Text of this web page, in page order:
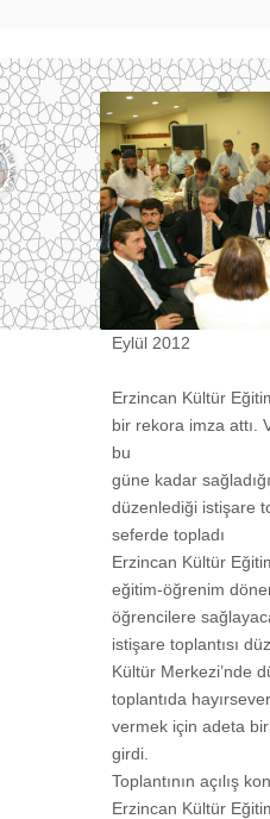
Eylül 2012
Erzincan Kültür
bir rekora imza attı.
bu
güne kadar
düzenlediği istişare
seferde topladı
Erzincan Kültür
eğitim-öğrenim
öğrencilere
istişare toplantısı
Kültür Merkezi’nde
toplantıda
vermek için adeta
girdi.
Toplantının açılış
Erzincan Kültür